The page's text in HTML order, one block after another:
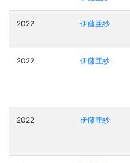
2022 伊藤亜紗
2022 伊藤亜紗
2022 伊藤亜紗